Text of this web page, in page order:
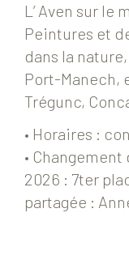
L’ Aven sur le
Peintures et
dans la
Port-Manech,
Trégunc,
• Horaires :
• Changement
2026 : 7ter
partagée :